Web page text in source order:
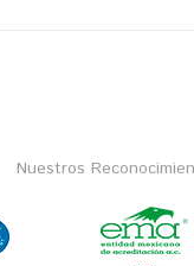
Nuestros